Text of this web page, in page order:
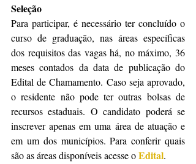
Seleção
Para participar, é necessário ter concluído o
curso de graduação, nas áreas específicas
dos requisitos das vagas há, no máximo, 36
meses contados da data de publicação do
Edital de Chamamento. Caso seja aprovado,
o residente não pode ter outras bolsas de
recursos estaduais. O candidato poderá se
inscrever apenas em uma área de atuação e
em um dos municípios. Para conferir quais
são as áreas disponíveis acesse o Edital.